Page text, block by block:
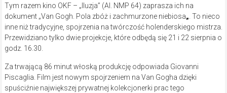
Tym razem kino OKF – „Iluzja” (Al. NMP 64) zaprasza ich na
dokument „Van Gogh. Pola zbóż i zachmurzone niebiosa„ . To nieco
inne niż tradycyjne, spojrzenia na twórczość holenderskiego mistrza.
Przewidziano tylko dwie projekcje, które odbędą się 21 i 22 sierpnia o
godz. 16.30.
Za trwającą 86 minut włoską produkcję odpowiada Giovanni
Piscaglia. Film jest nowym spojrzeniem na Van Gogha dzięki
spuściźnie największej prywatnej kolekcjonerki prac tego